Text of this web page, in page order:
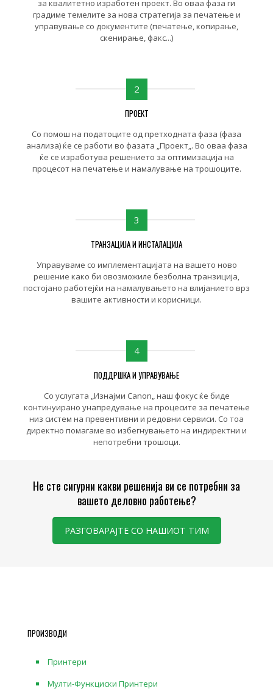
за квалитетно изработен проект. Во оваа фаза ги
градиме темелите за нова стратегија за печатење и
управување со документите (печатење, копирање,
скенирање, факс...)
2
ПРОЕКТ
Со помош на податоците од претходната фаза (фаза
анализа) ќе се работи во фазата „Проект„. Во оваа фаза
ќе се изработува решението за оптимизација на
процесот на печатење и намалување на трошоците.
3
ТРАНЗАЦИЈА И ИНСТАЛАЦИЈА
Управуваме со имплементацијата на вашето ново
решение како би овозможиле безболна транзиција,
постојано работејќи на намалувањето на влијанието врз
вашите активности и корисници.
4
ПОДДРШКА И УПРАВУВАЊЕ
Со услугата „Изнајми Canon„ наш фокус ќе биде
континуирано унапредување на процесите за печатење
низ систем на превентивни и редовни сервиси. Со тоа
директно помагаме во избегнувањето на индиректни и
непотребни трошоци.
Не сте сигурни какви решенија ви се потребни за
вашето деловно работење?
РАЗГОВАРАЈТЕ СО НАШИОТ ТИМ
ПРОИЗВОДИ
Принтери
Мулти-Функциски Принтери